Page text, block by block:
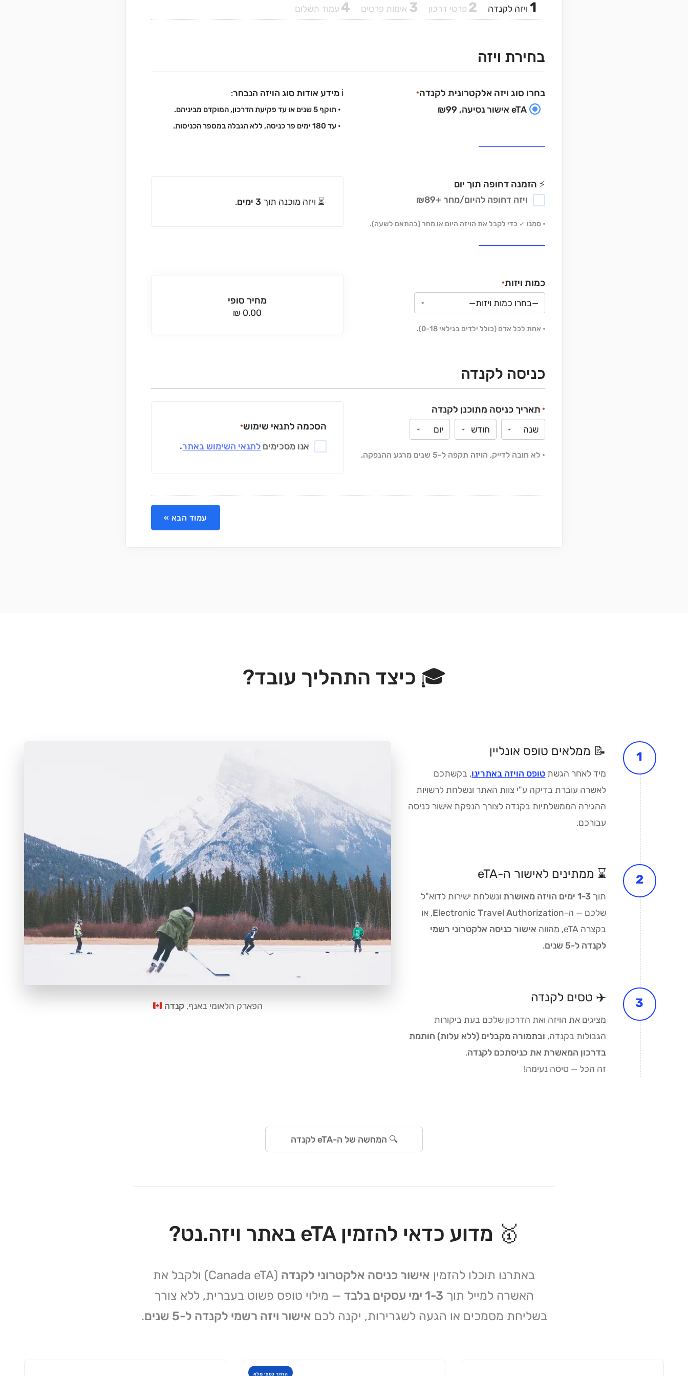
1 ויזה לקנדה 2 פרטי דרכון 3 אימות פרטים 4 עמוד תשלום
בחירת ויזה
בחרו סוג ויזה אלקטרונית לקנדה*
eTA אישור נסיעה, ₪99
ℹ️ מידע אודות סוג הויזה הנבחר:
• תוקף 5 שנים או עד פקיעת הדרכון, המוקדם מביניהם.
• עד 180 ימים פר כניסה, ללא הגבלה במספר הכניסות.
⚡ הזמנה דחופה תוך יום
ויזה דחופה להיום/מחר +₪89
• סמנו ✓ כדי לקבל את הויזה היום או מחר (בהתאם לשעה).
⏳ ויזה מוכנה תוך 3 ימים .
כמות ויזות*
• אחת לכל אדם (כולל ילדים בגילאי 0-18).
מחיר סופי
0.00 ₪
כניסה לקנדה
תאריך כניסה מתוכנן לקנדה *
.לא חובה לדייק, הויזה תקפה ל-5 שנים מרגע ההנפקה •
הסכמה לתנאי שימוש*
אנו מסכימים לתנאי השימוש באתר.
🎓 כיצד התהליך עובד?
📝 ממלאים טופס אונליין
מיד לאחר הגשת טופס הויזה באתרינו, בקשתכם
לאשרה עוברת בדיקה ע"י צוות האתר ונשלחת לרשויות
ההגירה הממשלתיות בקנדה לצורך הנפקת אישור כניסה
עבורכם.
⌛ ממתינים לאישור ה-eTA
תוך 1-3 ימים הויזה מאושרת
ונשלחת ישירות לדוא"ל
שלכם — ה-
ElectronicTravelA
uthorization, או
בקצרה eTA, מהווה
אישור כניסה אלקטרוני רשמי
לקנדה ל-5 שנים
.
✈️ טסים לקנדה
מציגים את הויזה ואת הדרכון שלכם בעת ביקורות
הגבולות בקנדה, ובתמורה מקבלים (ללא עלות) חותמת
בדרכון המאשרת את כניסתכם לקנדה.
זה הכל — טיסה נעימה!
הפארק הלאומי באנף, קנדה
🔍 המחשה של ה-eTA לקנדה
🥇 מדוע כדאי להזמין eTA באתר ויזה.נט?
באתרנו תוכלו להזמין אישור כניסה אלקטרוני לקנדה
(Canada eTA) ולקבל את
האשרה למייל תוך 1-3 ימי עסקים בלבד
— מילוי טופס פשוט בעברית, ללא צורך
בשליחת מסמכים או הגעה לשגרירות, יקנה לכם אישור ויזה רשמי לקנדה ל-5 שנים .
החזר כספי מלא